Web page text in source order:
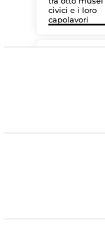
civici e i loro
capolavori